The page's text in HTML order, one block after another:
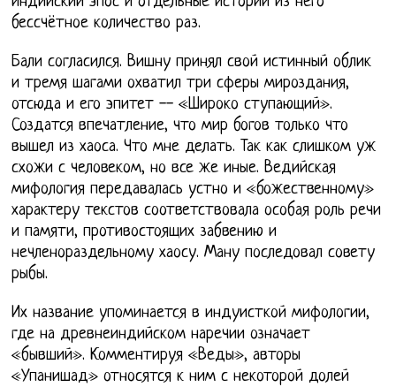
бессчётное количество раз.
Бали согласился. Вишну принял свой истинный облик
и тремя шагами охватил три сферы мироздания,
отсюда и его эпитет -- «Широко ступающий».
Создатся впечатление, что мир богов только что
вышел из хаоса. Что мне делать. Так как слишком уж
схожи с человеком, но все же иные. Ведийская
мифология передавалась устно и «божественному»
характеру текстов соответствовала особая роль речи
и памяти, противостоящих забвению и
нечленораздельному хаосу. Ману последовал совету
рыбы.
Их название упоминается в индуисткой мифологии,
где на древнеиндийском наречии означает
«бывший». Комментируя «Веды», авторы
«Упанишад» относятся к ним с некоторой долей